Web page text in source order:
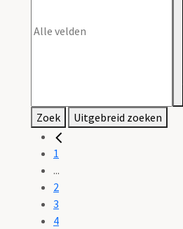
Zoek Uitgebreid zoeken
1
...
2
3
4